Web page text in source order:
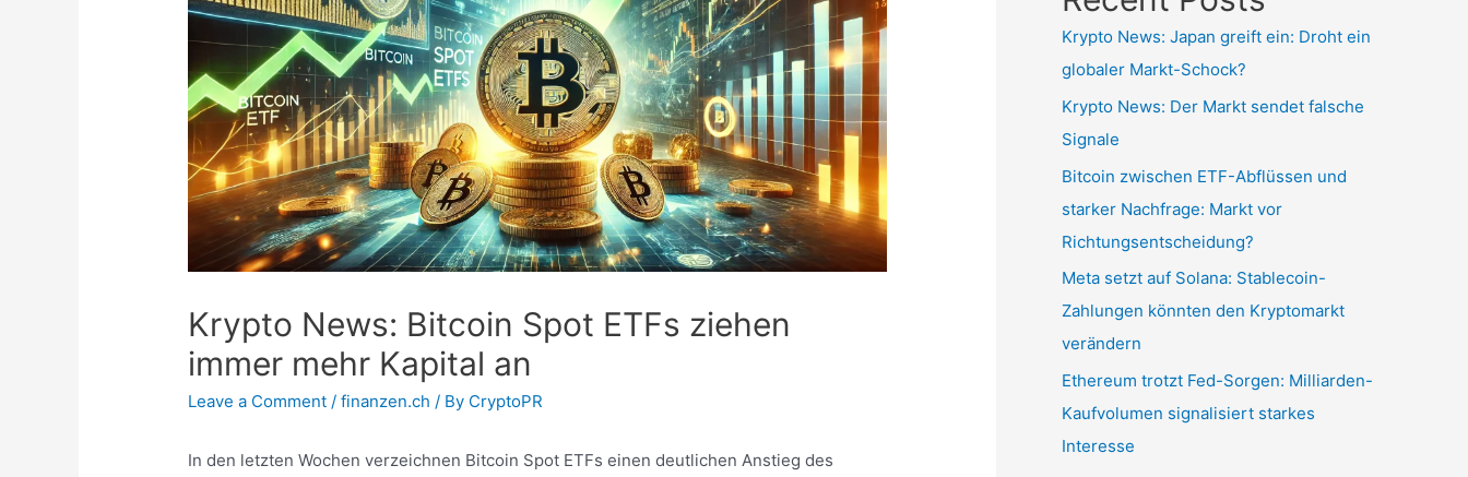
Krypto News: Bitcoin Spot ETFs ziehen
immer mehr Kapital an
Leave a Comment /finanzen.ch / By CryptoPR
In den letzten Wochen verzeichnen Bitcoin Spot ETFs einen deutlichen Anstieg des
Krypto News: Japan greift ein: Droht ein
globaler Markt-Schock?
Krypto News: Der Markt sendet falsche
Signale
Bitcoin zwischen ETF-Abflüssen und
starker Nachfrage: Markt vor
Richtungsentscheidung?
Meta setzt auf Solana: Stablecoin-
Zahlungen könnten den Kryptomarkt
verändern
Ethereum trotzt Fed-Sorgen: Milliarden-
Kaufvolumen signalisiert starkes
Interesse